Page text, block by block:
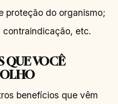
proteção do organismo;
contraindicação, etc.
QUE VOCÊ
OLHO
benefícios que vêm